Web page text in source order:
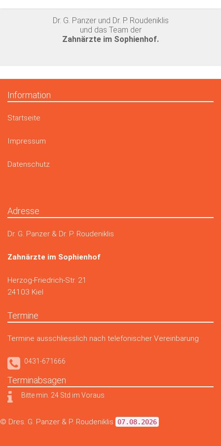
Dr. G. Panzer und Dr. P. Roudeniklis
und das Team der
Zahnärzte im Sophienhof.
Information
Startseite
Impressum
Datenschutz
Adresse
Dr. G. Panzer & Dr. P. Roudeniklis
Zahnärzte im Sophienhof
Herzog-Friedrich-Str. 21
24103 Kiel
Termine
Termine ausschliesslich nach telefonischer Vereinbarung
0431-671666
Terminabsagen
Bitte min. 24 Std im Voraus
© Dres. G. Panzer & P. Roudeniklis 07.08.2026